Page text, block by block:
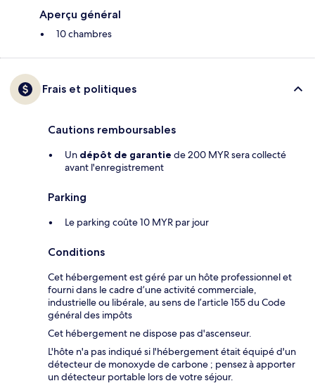
Aperçu général
10 chambres
Frais et politiques
Cautions remboursables
Un dépôt de garantie de 200 MYR sera collecté
avant l'enregistrement
Parking
Le parking coûte 10 MYR par jour
Conditions
Cet hébergement est géré par un hôte professionnel et
fourni dans le cadre d’une activité commerciale,
industrielle ou libérale, au sens de l’article 155 du Code
général des impôts
Cet hébergement ne dispose pas d'ascenseur.
L'hôte n'a pas indiqué si l'hébergement était équipé d'un
détecteur de monoxyde de carbone ; pensez à apporter
un détecteur portable lors de votre séjour.